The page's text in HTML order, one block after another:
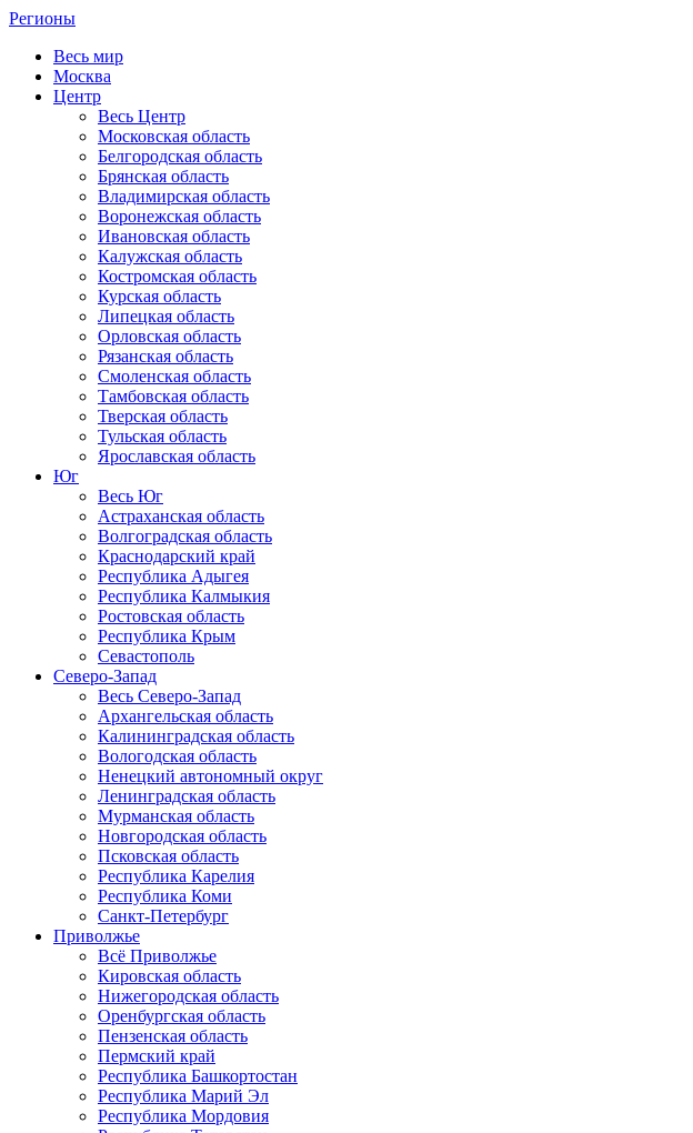
Регионы
Весь мир
Москва
Центр
Весь Центр
Московская область
Белгородская область
Брянская область
Владимирская область
Воронежская область
Ивановская область
Калужская область
Костромская область
Курская область
Липецкая область
Орловская область
Рязанская область
Смоленская область
Тамбовская область
Тверская область
Тульская область
Ярославская область
Юг
Весь Юг
Астраханская область
Волгоградская область
Краснодарский край
Республика Адыгея
Республика Калмыкия
Ростовская область
Республика Крым
Севастополь
Северо-Запад
Весь Северо-Запад
Архангельская область
Калининградская область
Вологодская область
Ненецкий автономный округ
Ленинградская область
Мурманская область
Новгородская область
Псковская область
Республика Карелия
Республика Коми
Санкт-Петербург
Приволжье
Всё Приволжье
Кировская область
Нижегородская область
Оренбургская область
Пензенская область
Пермский край
Республика Башкортостан
Республика Марий Эл
Республика Мордовия